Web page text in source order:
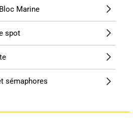
Marine
spot
sémaphores